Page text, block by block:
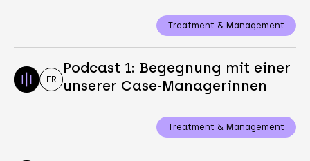
Treatment & Management
FR
Podcast 1: Begegnung mit einer
unserer Case-Managerinnen
Treatment & Management